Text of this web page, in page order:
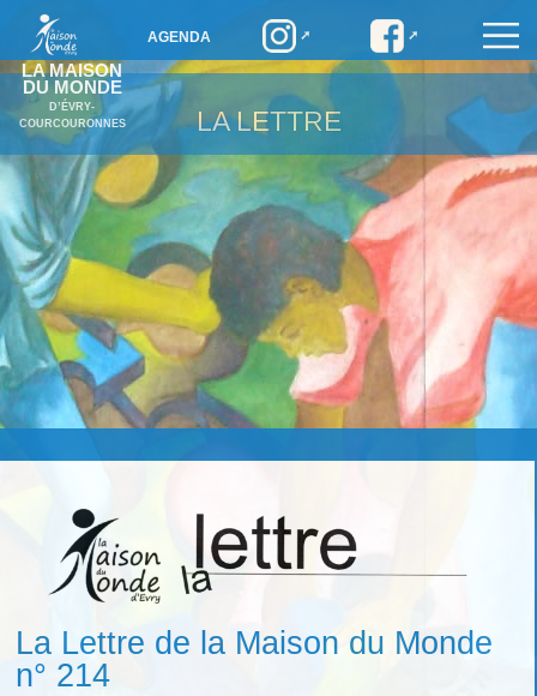
LA MAISON
DU MONDE
D’ÉVRY-
COURCOURONNES
AGENDA
LA LETTRE
La Lettre de la Maison du Monde
n° 214